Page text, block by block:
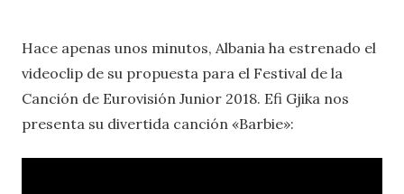
Hace apenas unos minutos, Albania ha estrenado el
videoclip de su propuesta para el Festival de la
Canción de Eurovisión Junior 2018. Efi Gjika nos
presenta su divertida canción «Barbie»: